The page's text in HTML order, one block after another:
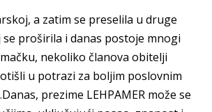
a zatim se preselila u druge
proširila i danas postoje mnogi
nekoliko članova obitelji
u potrazi za boljim poslovnim
prezime LEHPAMER može se